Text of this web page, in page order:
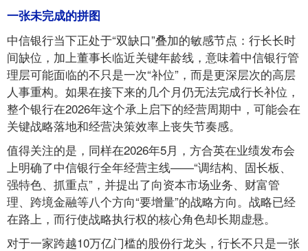
一张未完成的拼图
中信银行当下正处于“双缺口”叠加的敏感节点：行长长时
间缺位，加上董事长临近关键年龄线，意味着中信银行管
理层可能面临的不只是一次“补位”，而是更深层次的高层
人事重构。如果在接下来的几个月仍无法完成行长补位，
整个银行在2026年这个承上启下的经营周期中，可能会在
关键战略落地和经营决策效率上丧失节奏感。
值得关注的是，同样在2026年5月，方合英在业绩发布会
上明确了中信银行全年经营主线——“调结构、固长板、
强特色、抓重点”，并提出了向资本市场业务、财富管
理、跨境金融等八个方向“要增量”的战略方向。战略已经
在路上，而行使战略执行权的核心角色却长期虚悬。
对于一家跨越10万亿门槛的股份行龙头，行长不只是一张